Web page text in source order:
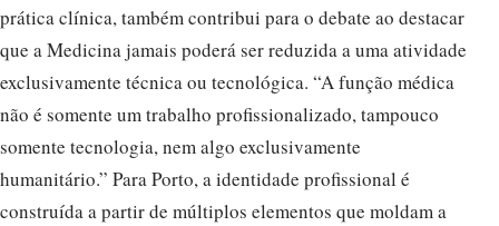
prática clínica, também contribui para o debate ao destacar
que a Medicina jamais poderá ser reduzida a uma atividade
exclusivamente técnica ou tecnológica. “A função médica
não é somente um trabalho profissionalizado, tampouco
somente tecnologia, nem algo exclusivamente
humanitário.” Para Porto, a identidade profissional é
construída a partir de múltiplos elementos que moldam a